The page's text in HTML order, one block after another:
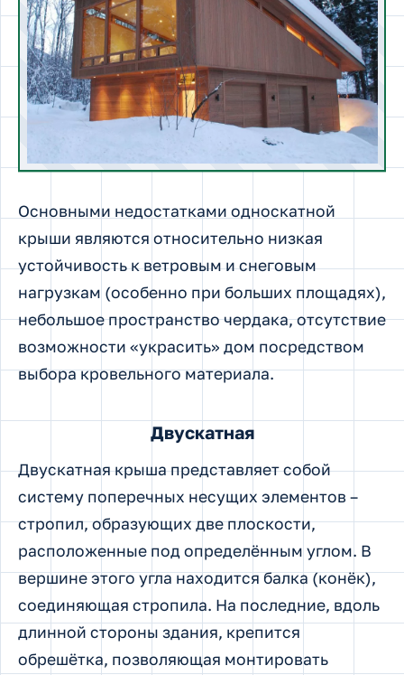
Основными недостатками односкатной
крыши являются относительно низкая
устойчивость к ветровым и снеговым
нагрузкам (особенно при больших площадях),
небольшое пространство чердака, отсутствие
возможности «украсить» дом посредством
выбора кровельного материала.
Двускатная
Двускатная крыша представляет собой
систему поперечных несущих элементов –
стропил, образующих две плоскости,
расположенные под определённым углом. В
вершине этого угла находится балка (конёк),
соединяющая стропила. На последние, вдоль
длинной стороны здания, крепится
обрешётка, позволяющая монтировать